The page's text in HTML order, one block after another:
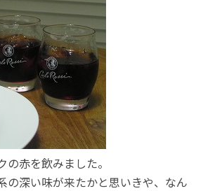
赤を飲みました。
の深い味が来たかと思いきや、なん